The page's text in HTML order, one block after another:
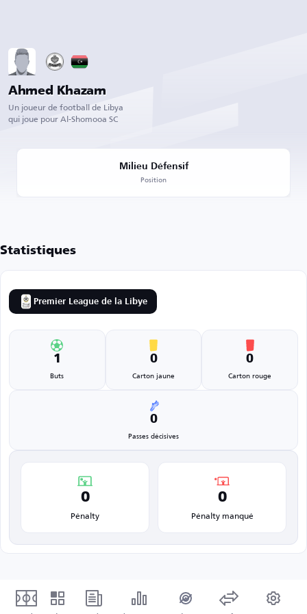
Ahmed Khazam
Un joueur de football de Libya
qui joue pour Al-Shomooa SC
Milieu Défensif
Position
Statistiques
Premier League de la Libye
1
Buts
0
Carton jaune
0
Carton rouge
0
Passes décisives
0
Pénalty
0
Pénalty manqué